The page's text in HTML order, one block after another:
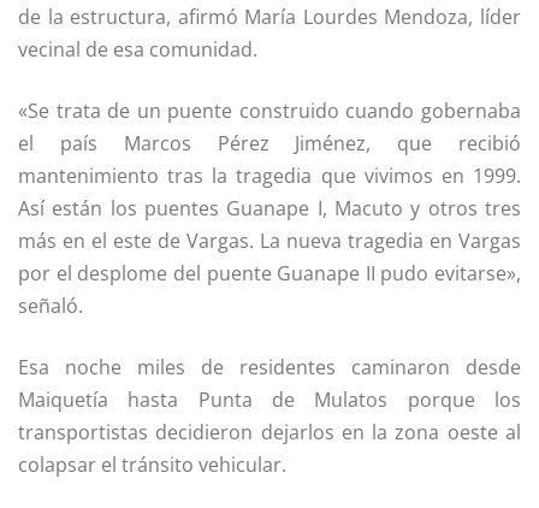
de la estructura, afirmó María Lourdes Mendoza, líder
vecinal de esa comunidad.
«Se trata de un puente construido cuando gobernaba
el país Marcos Pérez Jiménez, que recibió
mantenimiento tras la tragedia que vivimos en 1999.
Así están los puentes Guanape I, Macuto y otros tres
más en el este de Vargas. La nueva tragedia en Vargas
por el desplome del puente Guanape II pudo evitarse»,
señaló.
Esa noche miles de residentes caminaron desde
Maiquetía hasta Punta de Mulatos porque los
transportistas decidieron dejarlos en la zona oeste al
colapsar el tránsito vehicular.